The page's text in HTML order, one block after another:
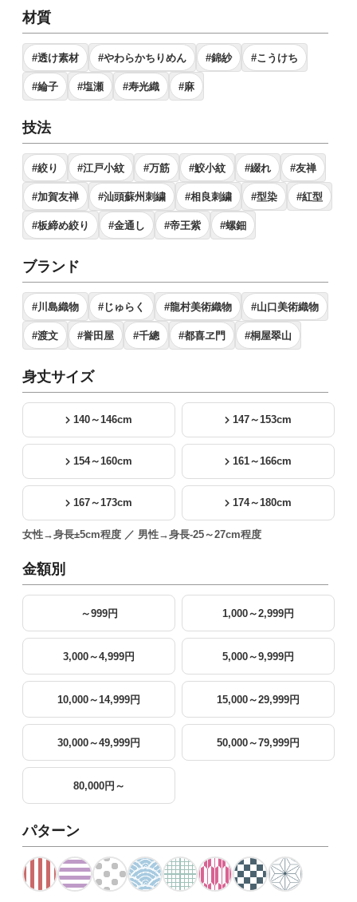
材質
#透け素材 #やわらかちりめん #錦紗 #こうけち
#綸子 #塩瀬 #寿光織 #麻
技法
#絞り #江戸小紋 #万筋 #鮫小紋 #綴れ #友禅
#加賀友禅 #汕頭蘇州刺繍 #相良刺繍 #型染 #紅型
#板締め絞り #金通し #帝王紫 #螺鈿
ブランド
#川島織物 #じゅらく #龍村美術織物 #山口美術織物
#渡文 #誉田屋 #千總 #都喜ヱ門 #桐屋翠山
身丈サイズ
140～146cm 147～153cm
154～160cm 161～166cm
167～173cm 174～180cm
女性→身長±5cm程度 ／ 男性→身長-25～27cm程度
金額別
～999円 1,000～2,999円
3,000～4,999円 5,000～9,999円
10,000～14,999円 15,000～29,999円
30,000～49,999円 50,000～79,999円
80,000円～
パターン